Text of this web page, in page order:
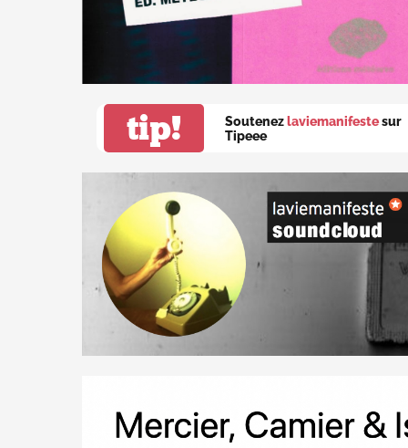
tip! Soutenez laviemanifestesur
Tipeee